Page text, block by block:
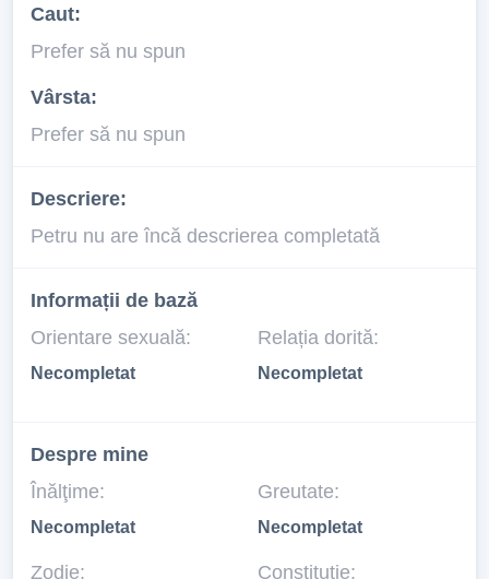
Caut:
Prefer să nu spun
Vârsta:
Prefer să nu spun
Descriere:
Petru nu are încă descrierea completată
Informații de bază
Orientare sexuală:
Necompletat
Relația dorită:
Necompletat
Despre mine
Înălţime:
Necompletat
Greutate:
Necompletat
Zodie: Constituţie: